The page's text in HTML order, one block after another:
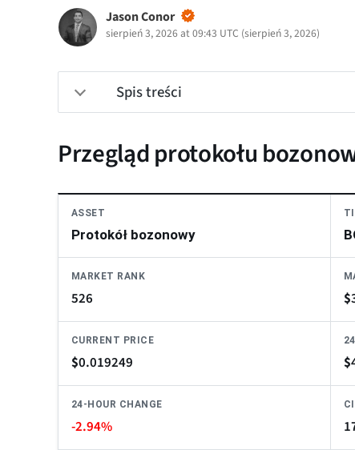
Jason Conor
sierpień 3, 2026 at 09:43 UTC (sierpień 3, 2026)
Spis treści
Przegląd protokołu
ASSET
Protokół bozonowy
MARKET RANK
526 $
CURRENT PRICE
$0.019249 $
24-HOUR CHANGE
-2.94%